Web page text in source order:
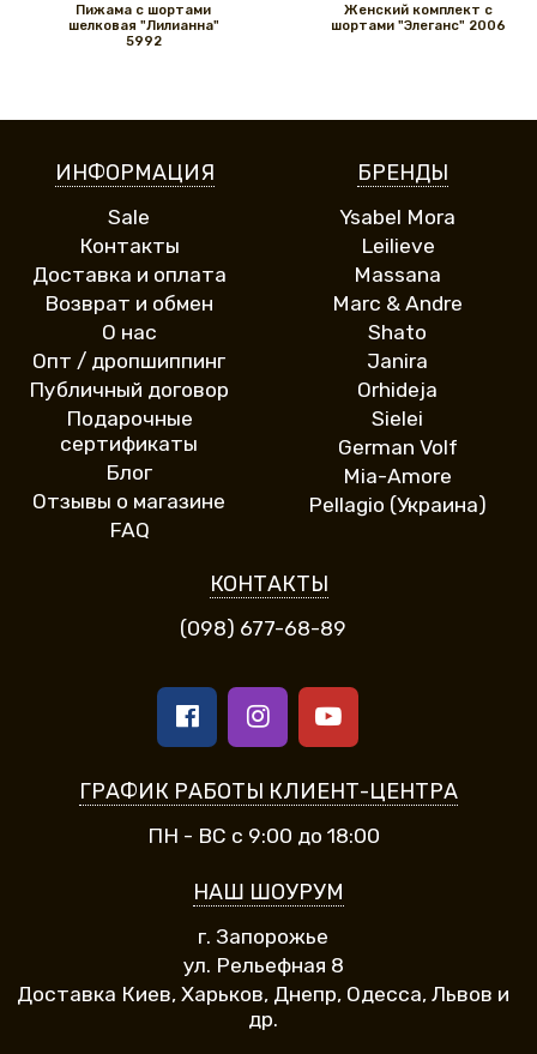
Пижама с шортами
шелковая "Лилианна"
5992
Женский комплект с
шортами "Элеганс" 2006
ИНФОРМАЦИЯ
Sale
Контакты
Доставка и оплата
Возврат и обмен
О нас
Опт / дропшиппинг
Публичный договор
Подарочные
сертификаты
Блог
Отзывы о магазине
FAQ
БРЕНДЫ
Ysabel Mora
Leilieve
Massana
Marc & Andre
Shato
Janira
Orhideja
Sielei
German Volf
Mia-Amore
Pellagio (Украина)
КОНТАКТЫ
(098) 677-68-89
ГРАФИК РАБОТЫ КЛИЕНТ-ЦЕНТРА
ПН - ВС с 9:00 до 18:00
НАШ ШОУРУМ
г. Запорожье
ул. Рельефная 8
Доставка Киев, Харьков, Днепр, Одесса, Львов и
др.